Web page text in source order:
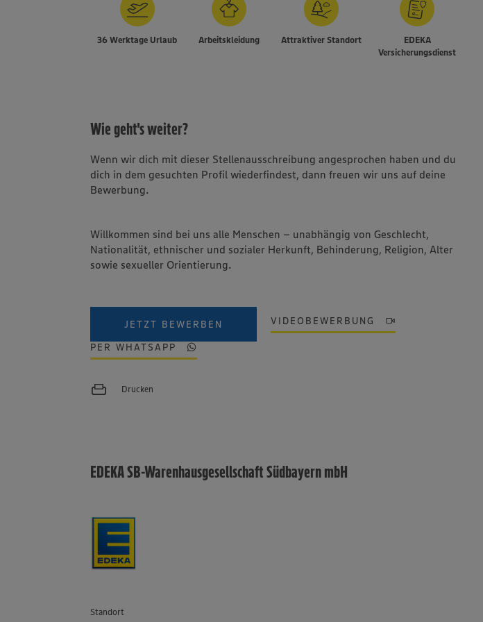
36 Werktage Urlaub Arbeitskleidung Attraktiver Standort
EDEKA
Versicherungsdienst
Wie geht's weiter?
Wenn wir dich mit dieser Stellenausschreibung angesprochen haben und du
dich in dem gesuchten Profil wiederfindest, dann freuen wir uns auf deine
Bewerbung.
Willkommen sind bei uns alle Menschen – unabhängig von Geschlecht,
Nationalität, ethnischer und sozialer Herkunft, Behinderung, Religion, Alter
sowie sexueller Orientierung.
JETZT BEWERBEN VIDEOBEWERBUNG
PER WHATSAPP
Drucken
EDEKA SB-Warenhausgesellschaft Südbayern mbH
Standort